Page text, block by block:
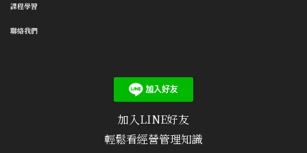
課程學習
聯絡我們
加入LINE好友
輕鬆看經營管理知識